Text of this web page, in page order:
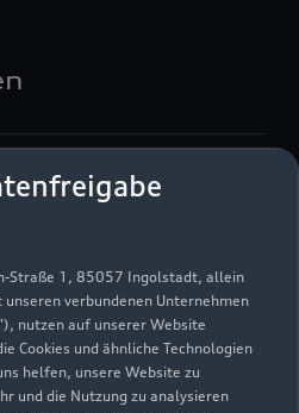
Straße 1, 85057 Ingolstadt, allein
verbundenen Unternehmen
nutzen auf unserer Website
Cookies und ähnliche Technologien
helfen, unsere Website zu
und die Nutzung zu analysieren
am Freitag 08:00
am Freitag 07:00
am Freitag 07:00